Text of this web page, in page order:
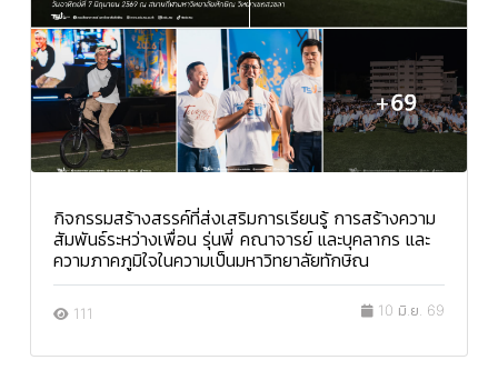
กิจกรรมสร้างสรรค์ที่ส่งเสริมการเรียนรู้ การสร้างความ
สัมพันธ์ระหว่างเพื่อน รุ่นพี่ คณาจารย์ และบุคลากร และ
ความภาคภูมิใจในความเป็นมหาวิทยาลัยทักษิณ
111 10 มิ.ย. 69